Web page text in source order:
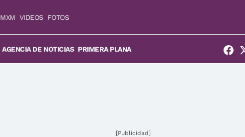
MXM VIDEOS FOTOS
AGENCIA DE NOTICIAS PRIMERA PLANA
[Publicidad]